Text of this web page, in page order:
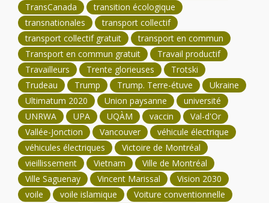
TransCanada
transition écologique
transnationales
transport collectif
transport collectif gratuit
transport en commun
Transport en commun gratuit
Travail productif
Travailleurs
Trente glorieuses
Trotski
Trudeau
Trump Trump. Terre-étuve
Ukraine
Ultimatum 2020
Union paysanne
université
UNRWA
UPA UQÀM vaccin
Val-d'Or
Vallée-Jonction
Vancouver
véhicule électrique
véhicules électriques
Victoire de Montréal
vieillissement
Vietnam
Ville de Montréal
Ville Saguenay
Vincent Marissal
Vision 2030
voile
voile islamique
Voiture conventionnelle